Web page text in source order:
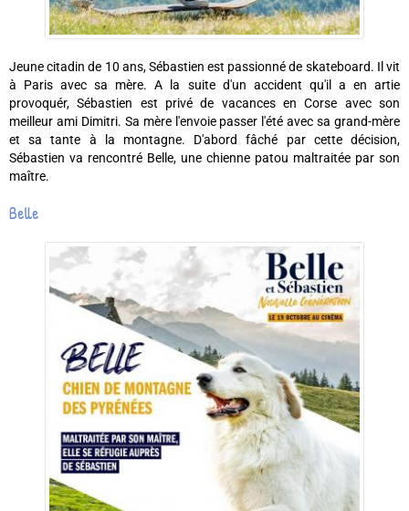
Jeune citadin de 10 ans, Sébastien est passionné de skateboard. Il vit
à Paris avec sa mère. A la suite d'un accident qu'il a en artie
provoquér, Sébastien est privé de vacances en Corse avec son
meilleur ami Dimitri. Sa mère l'envoie passer l'été avec sa grand-mère
et sa tante à la montagne. D'abord fâché par cette décision,
Sébastien va rencontré Belle, une chienne patou maltraitée par son
maître.
Belle